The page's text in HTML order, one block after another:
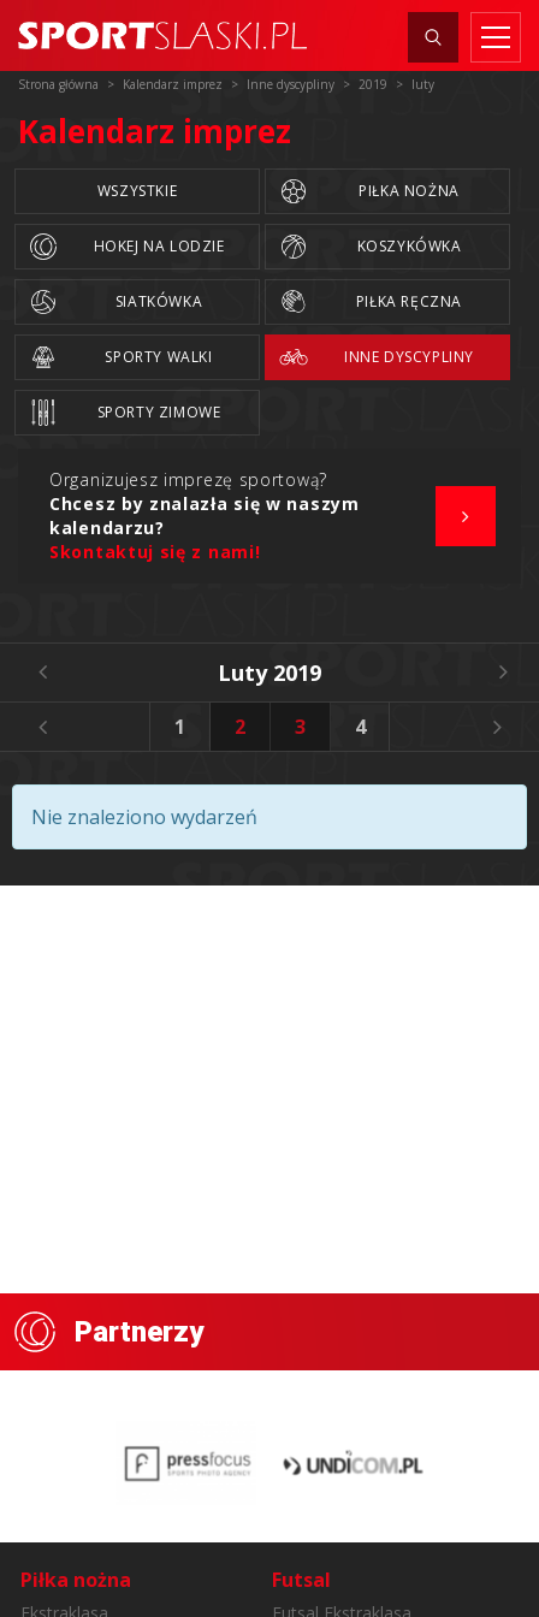
Strona główna Kalendarz imprez Inne dyscypliny 2019 luty
Kalendarz imprez
WSZYSTKIE PIŁKA NOŻNA
HOKEJ NA LODZIE KOSZYKÓWKA
SIATKÓWKA PIŁKA RĘCZNA
SPORTY WALKI INNE DYSCYPLINY
SPORTY ZIMOWE
Organizujesz imprezę sportową?
Chcesz by znalazła się w naszym
kalendarzu?
Skontaktuj się z nami!
Luty 2019
1 2 3 4
Nie znaleziono wydarzeń
Partnerzy
Piłka nożna Futsal